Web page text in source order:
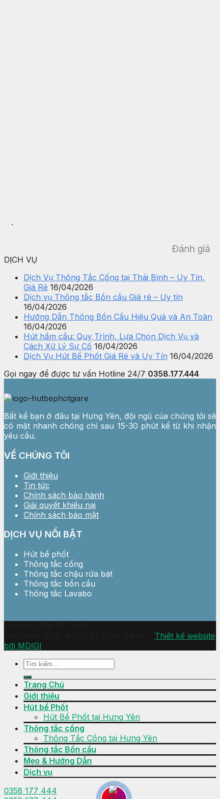
.
Đánh giá
DỊCH VỤ
Dịch Vụ Thông Tắc Cống tại Thái Bình – Uy Tín,
Giá Rẻ 16/04/2026
Dịch vụ Thông tắc Bồn cầu Giá rẻ – Uy tín
16/04/2026
Hướng Dẫn Thông Bồn Cầu Hiệu Quả và An Toàn
16/04/2026
Hút hầm cầu: Quy Trình, Lựa Chọn Dịch Vụ và
Cách Xử Lý Sự Cố 16/04/2026
Dịch Vụ Hút Bể Phốt Giá Rẻ và Uy Tín 16/04/2026
Gọi ngay để được tư vấn Hotline 24/7 0358.177.444
Bất kể bạn ở đâu tại Hưng Yên, đội ngũ của chúng tôi sẽ
có mặt nhanh chóng chỉ sau 15-30 phút kể từ khi nhận
yêu cầu.
VỀ CHÚNG TÔI
Giới thiệu
Tin tức
Chính sách bảo hành
Giải quyết khiếu nại
Chính sách bảo mật
DỊCH VỤ NỔI BẬT
Hút bể phốt
Thông tắc cống
Thông tắc chậu rửa bát
Thông tắc bồn cầu
Thông tắc Lavabo
Thiết kế website
bởi MDIGI
Trang Chủ
Giới thiệu
Hút bể Phốt
Hút Bể Phốt tại Hưng Yên
Thông tắc cống
Thông Tắc Cống tại Hưng Yên
Thông tắc Bồn cầu
Mẹo & Hướng Dẫn
Dịch vụ
0358 177 444